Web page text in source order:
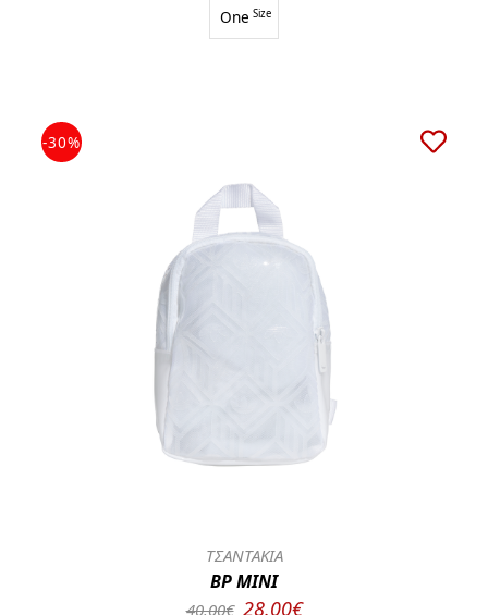
One Size
-30%
ΤΣΑΝΤΑΚΙΑ
BP MINI
40.00€ 28.00€